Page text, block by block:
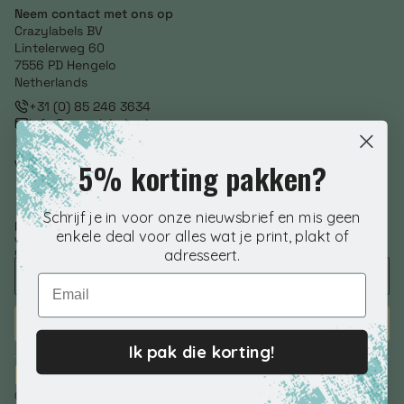
Neem contact met ons op
Crazylabels BV
Lintelerweg 60
7556 PD Hengelo
Netherlands
+31 (0) 85 246 3634
info@crazylabels.nl
NL860793278B01
Volg ons
Nieuwsbrief aanmelden
Voer je e-mailadres in om speciale aanbiedingen, exclusieve kortingen en
nog veel meer te ontvangen!
ABONNEREN
© 2026 Crazylabels.nl. | KVK 76798992
5% korting pakken?
Schrijf je in voor onze nieuwsbrief en mis geen
enkele deal voor alles wat je print, plakt of
adresseert.
Email
Ik pak die korting!